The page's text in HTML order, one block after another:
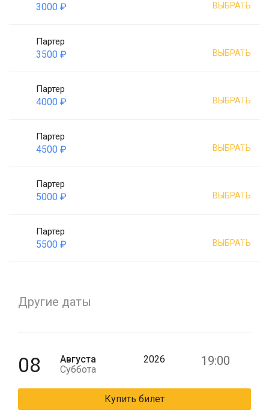
3000 ₽ ВЫБРАТЬ
Партер
3500 ₽ ВЫБРАТЬ
Партер
4000 ₽ ВЫБРАТЬ
Партер
4500 ₽ ВЫБРАТЬ
Партер
5000 ₽ ВЫБРАТЬ
Партер
5500 ₽ ВЫБРАТЬ
Другие даты
08
Августа
Суббота
2026 19:00
Купить билет